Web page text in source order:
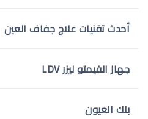
أحدث تقنيات علاج جفاف العين
جهاز الفيمتو ليزر LDV
بنك العيون